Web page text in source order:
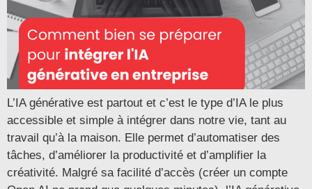
L’IA générative est partout et c’est le type d’IA le plus
accessible et simple à intégrer dans notre vie, tant au
travail qu’à la maison. Elle permet d’automatiser des
tâches, d’améliorer la productivité et d’amplifier la
créativité. Malgré sa facilité d’accès (créer un compte